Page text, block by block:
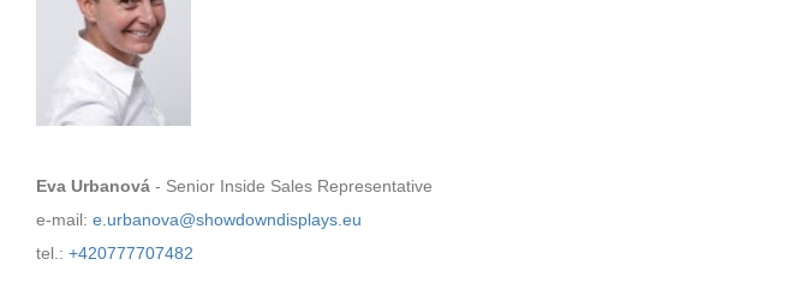
Eva Urbanová - Senior Inside Sales Representative
e-mail: e.urbanova@showdowndisplays.eu
tel.: +420777707482